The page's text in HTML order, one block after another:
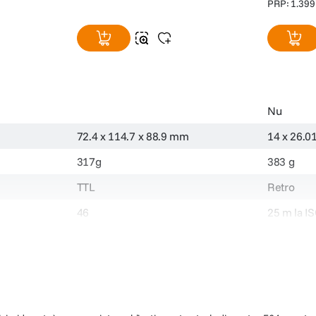
PRP: 1 .399
Nu
72.4 x 114.7 x 88.9 mm 14 x
317g 383 g
TTL Retro
46 25 m la